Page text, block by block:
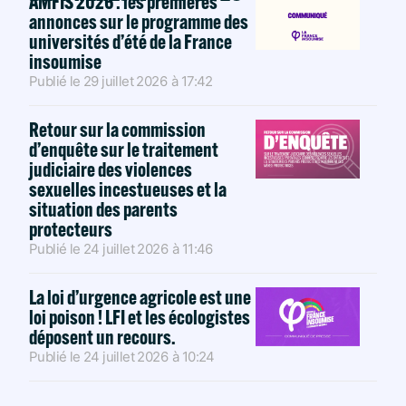
annonces sur le programme des
universités d’été de la France
insoumise
Publié le 29 juillet 2026 à 17:42
Retour sur la commission
d’enquête sur le traitement
judiciaire des violences
sexuelles incestueuses et la
situation des parents
protecteurs
Publié le 24 juillet 2026 à 11:46
La loi d’urgence agricole est une
loi poison ! LFI et les écologistes
déposent un recours.
Publié le 24 juillet 2026 à 10:24